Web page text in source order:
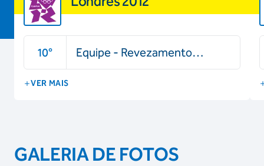
10°
Equipe - Revezamento
4x100m - Masculino
VER MAIS
GALERIA DE FOTOS